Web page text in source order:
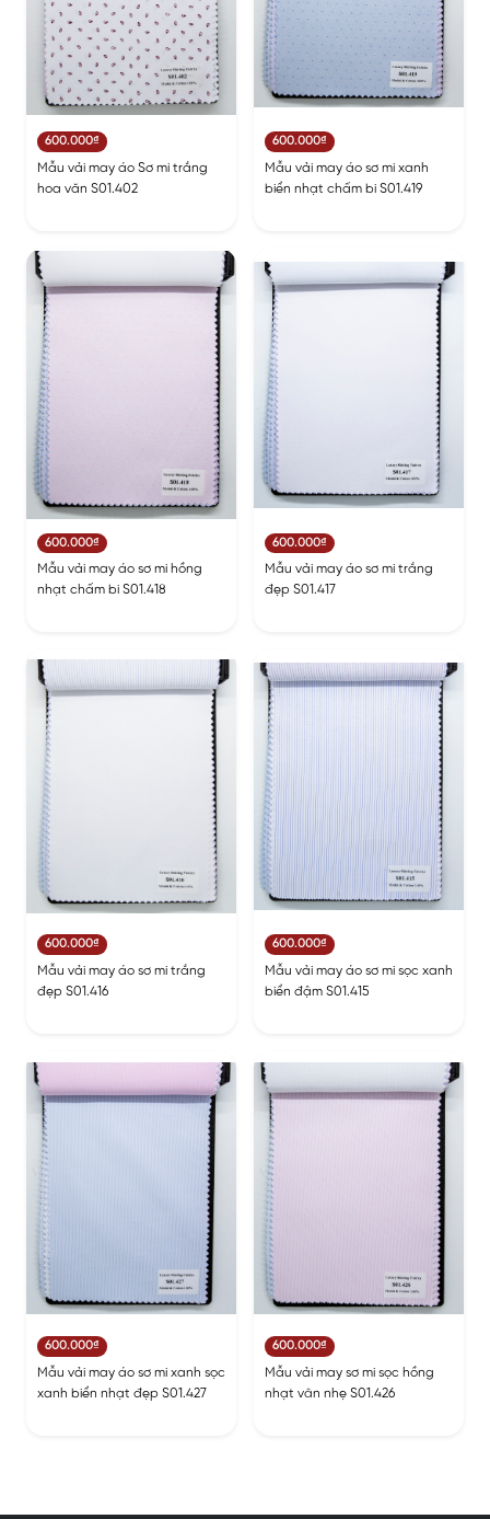
600.000₫
Mẫu vải may áo Sơ mi trắng
hoa văn S01.402
600.000₫
Mẫu vải may áo sơ mi xanh
biển nhạt chấm bi S01.419
600.000₫
Mẫu vải may áo sơ mi hồng
nhạt chấm bi S01.418
600.000₫
Mẫu vải may áo sơ mi trắng
đẹp S01.417
600.000₫
Mẫu vải may áo sơ mi trắng
đẹp S01.416
600.000₫
Mẫu vải may áo sơ mi sọc xanh
biển đậm S01.415
600.000₫
Mẫu vải may áo sơ mi xanh sọc
xanh biển nhạt đẹp S01.427
600.000₫
Mẫu vải may sơ mi sọc hồng
nhạt vân nhẹ S01.426